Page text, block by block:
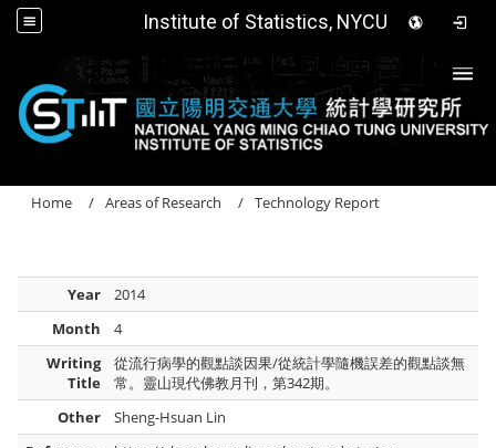
Institute of Statistics, NYCU
Home Areas of Research Technology Report
Year
2014
Month
4
Writing
Title
從流行病學的觀點談因果/從統計學隨機誤差的觀點談無
常。靈山現代佛教月刊，第342期。
Other
Sheng-Hsuan Lin